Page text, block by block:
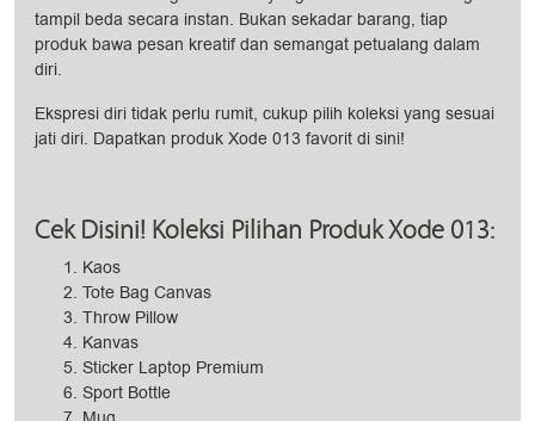
tampil beda secara instan. Bukan sekadar barang, tiap
produk bawa pesan kreatif dan semangat petualang dalam
diri.
Ekspresi diri tidak perlu rumit, cukup pilih koleksi yang sesuai
jati diri. Dapatkan produk Xode 013 favorit di sini!
Cek Disini! Koleksi Pilihan Produk Xode 013:
Kaos
Tote Bag Canvas
Throw Pillow
Kanvas
Sticker Laptop Premium
Sport Bottle